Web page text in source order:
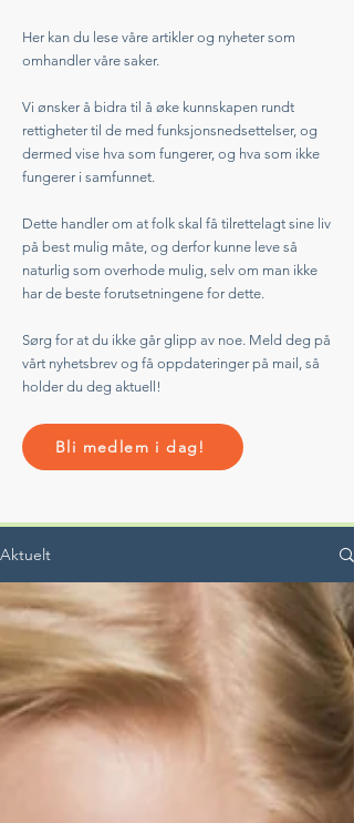
Her kan du lese våre artikler og nyheter som
omhandler våre saker.
Vi ønsker å bidra til å øke kunnskapen rundt
rettigheter til de med funksjonsnedsettelser, og
dermed vise hva som fungerer, og hva som ikke
fungerer i samfunnet.
Dette handler om at folk skal få tilrettelagt sine liv
på best mulig måte, og derfor kunne leve så
naturlig som overhode mulig, selv om man ikke
har de beste forutsetningene for dette.
Sørg for at du ikke går glipp av noe. Meld deg på
vårt nyhetsbrev og få oppdateringer på mail, så
holder du deg aktuell!
Bli medlem i dag!
Aktuelt